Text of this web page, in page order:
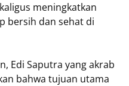
meningkatkan
bersih dan sehat di
Edi Saputra yang akrab
bahwa tujuan utama